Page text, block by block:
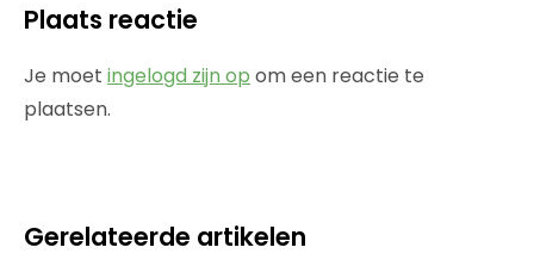
Plaats reactie
Je moet ingelogd zijn op om een reactie te
plaatsen.
Gerelateerde artikelen